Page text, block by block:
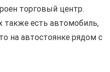
торговый центр.
также есть автомобиль,
на автостоянке рядом с